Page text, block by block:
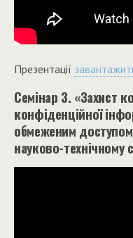
Презентації
Семінар 3. «Захист
конфіденційної
обмеженим
науково-технічному